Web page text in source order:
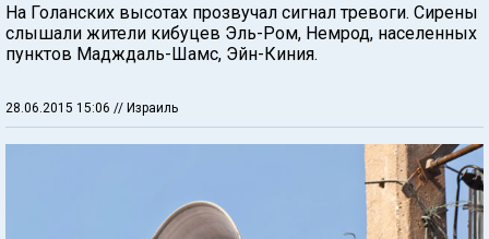
На Голанских высотах прозвучал сигнал тревоги. Сирены
слышали жители кибуцев Эль-Ром, Немрод, населенных
пунктов Мадждаль-Шамс, Эйн-Киния.
28.06.2015 15:06 // Израиль